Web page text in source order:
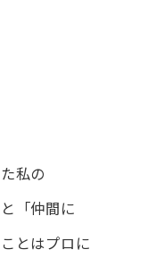
私の​
「仲間に​
とは​プロに​